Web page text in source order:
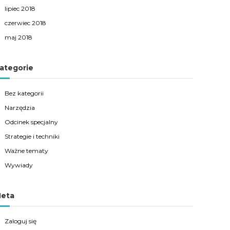
lipiec 2018
czerwiec 2018
maj 2018
Bez kategorii
Narzędzia
Odcinek specjalny
Strategie i techniki
Ważne tematy
Wywiady
Zaloguj się